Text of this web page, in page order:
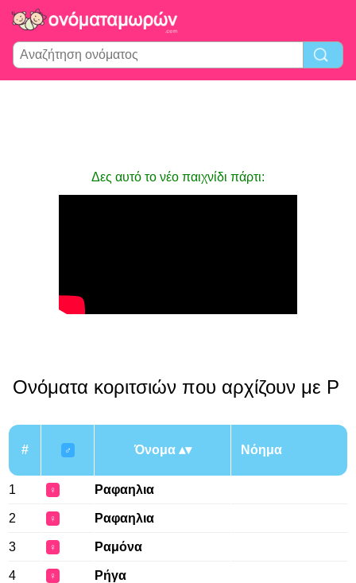
Δες αυτό το νέο παιχνίδι πάρτι:
Ονόματα κοριτσιών που αρχίζουν με Ρ
# ♂ Όνομα Νόημα
1 ♀ Ραφαηλια
2 ♀ Ραφαηλια
3 ♀ Ραμόνα
4 ♀ Ρήγα